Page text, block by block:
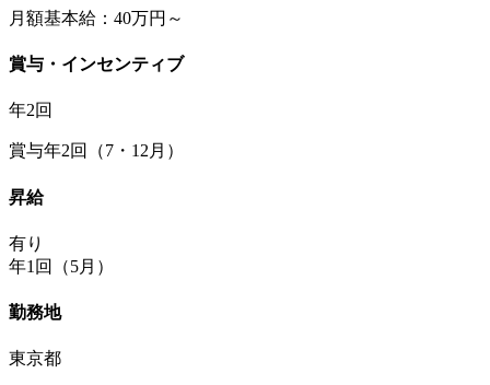
月額基本給：40万円～
賞与・インセンティブ
年2回
賞与年2回（7・12月）
昇給
有り
年1回（5月）
勤務地
東京都